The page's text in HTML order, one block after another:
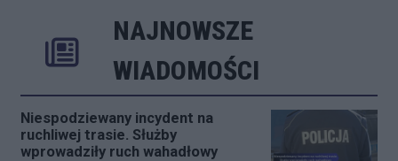
NAJNOWSZE
WIADOMOŚCI
Niespodziewany incydent na
ruchliwej trasie. Służby
wprowadziły ruch wahadłowy